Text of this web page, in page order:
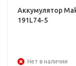
Аккумулятор
191L74-5
Нет в наличии